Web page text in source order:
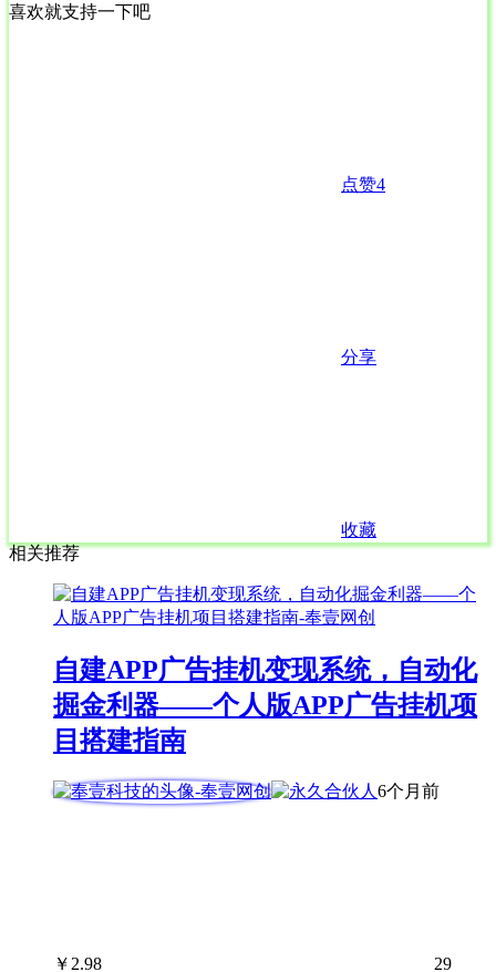
喜欢就支持一下吧
点赞4
分享
收藏
相关推荐
自建APP广告挂机变现系统，自动化
掘金利器——个人版APP广告挂机项
目搭建指南
6个月前
￥ 2.98 29